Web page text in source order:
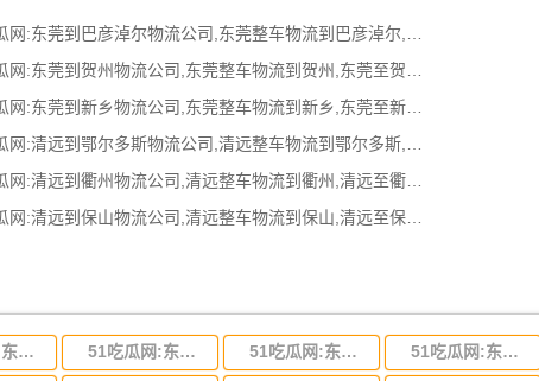
51吃瓜网:东莞到新乡物流公司,东莞整车物流到新乡,东莞至新乡物流专线 - 天南
51吃瓜网:清远到衢州物流公司,清远整车物流到衢州,清远至衢州物流专线 - 天南
51吃瓜网:清远到保山物流公司,清远整车物流到保山,清远至保山物流专线 - 天南
51吃瓜网:东莞到河南省物流专线,东莞到河南省物流公司 51吃瓜网:东莞到湖南省物流专线,东莞到湖南省物流公司 51吃瓜网:东莞到河北省物流专线,东莞到河北省物流公司 51吃瓜网:东莞到吉林省物流运输,东莞到吉林省物流公司